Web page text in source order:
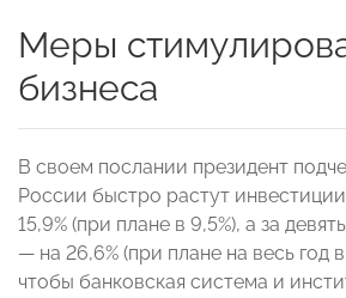
Меры
бизнеса
В своем послании президент
России быстро растут
15,9% (при плане в 9,5%), а за
— на 26,6% (при плане на весь год
чтобы банковская система и